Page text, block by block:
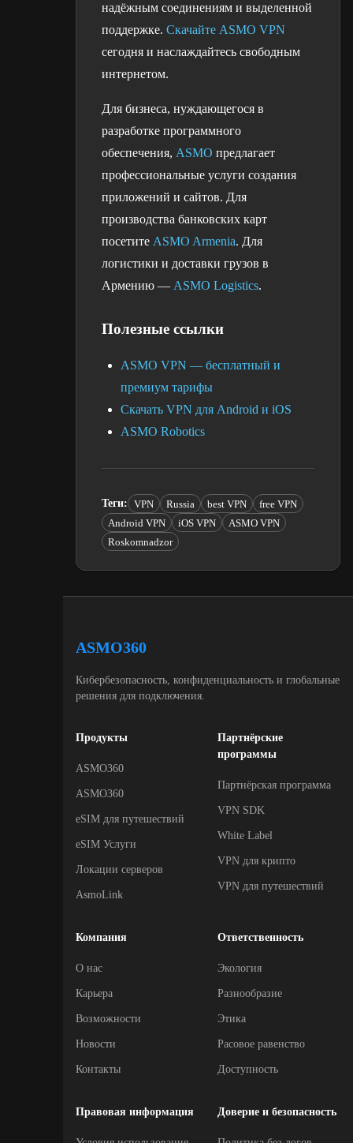
надёжным соединениям и выделенной
поддержке. Скачайте ASMO VPN
сегодня и наслаждайтесь свободным
интернетом.
Для бизнеса, нуждающегося в
разработке программного
обеспечения, ASMO предлагает
профессиональные услуги создания
приложений и сайтов. Для
производства банковских карт
посетите ASMO Armenia. Для
логистики и доставки грузов в
Армению — ASMO Logistics.
Полезные ссылки
ASMO VPN — бесплатный и
премиум тарифы
Скачать VPN для Android и iOS
ASMO Robotics
Теги: VPN Russia best VPN
free VPN
Android VPN
iOS VPN
ASMO VPN
Roskomnadzor
ASMO360
Кибербезопасность, конфиденциальность и глобальные
решения для подключения.
Продукты
ASMO360
ASMO360
eSIM для путешествий
eSIM Услуги
Локации серверов
AsmoLink
Партнёрские
программы
Партнёрская программа
VPN SDK
White Label
VPN для крипто
VPN для путешествий
Компания
О нас
Карьера
Возможности
Новости
Контакты
Ответственность
Экология
Разнообразие
Этика
Расовое равенство
Доступность
Правовая информация Доверие и безопасность